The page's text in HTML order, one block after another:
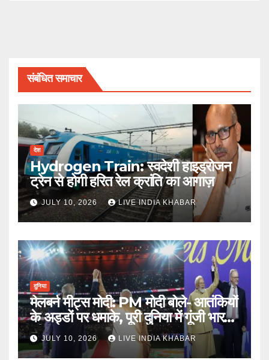
संबंधित समाचार
देश
Hydrogen Train: स्वदेशी हाइड्रोजन
ट्रेन से होगी हरित रेल क्रांति का आगाज़
JULY 10, 2026 LIVE INDIA KHABAR
दुनिया
मेलबर्न मीट्स मोदी: PM मोदी बोले- आतंकियों
के अड्डों पर धमाके, पूरी दुनिया में गूंजी भारत
की ताकत
JULY 10, 2026 LIVE INDIA KHABAR